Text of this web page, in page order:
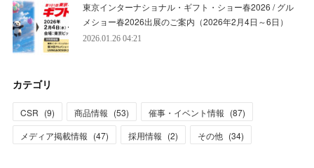
東京インターナショナル・ギフト・ショー春2026 / グル
メショー春2026出展のご案内（2026年2月4日～6日）
2026.01.26 04:21
カテゴリ
CSR (9) 商品情報 (53) 催事・イベント情報 (87)
メディア掲載情報 (47) 採用情報 (2) その他 (34)